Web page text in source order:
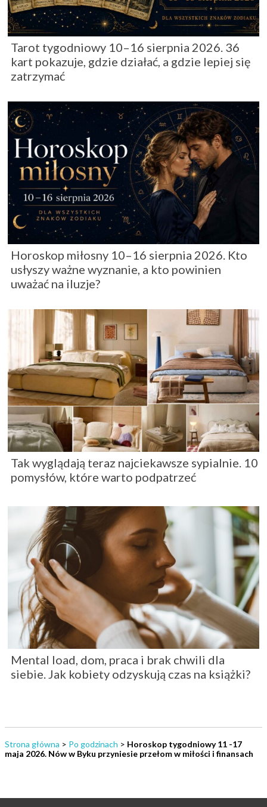
Tarot tygodniowy 10–16 sierpnia 2026. 36
kart pokazuje, gdzie działać, a gdzie lepiej się
zatrzymać
Horoskop miłosny 10–16 sierpnia 2026. Kto
usłyszy ważne wyznanie, a kto powinien
uważać na iluzje?
Tak wyglądają teraz najciekawsze sypialnie. 10
pomysłów, które warto podpatrzeć
Mental load, dom, praca i brak chwili dla
siebie. Jak kobiety odzyskują czas na książki?
Strona główna > Po godzinach > Horoskop tygodniowy 11 -17
maja 2026. Nów w Byku przyniesie przełom w miłości i finansach